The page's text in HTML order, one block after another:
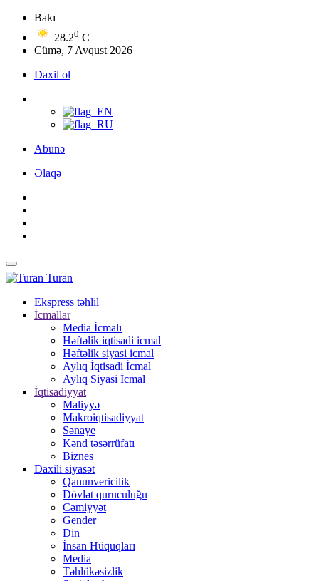
Bakı
28.20 C
Cümə, 7 Avqust 2026
Daxil ol
Abunə
Əlaqə
Turan
Ekspress təhlil
İcmallar
Media İcmalı
Həftəlik iqtisadi icmal
Həftəlik siyasi icmal
Aylıq İqtisadi İcmal
Aylıq Siyasi İcmal
İqtisadiyyat
Maliyyə
Makroiqtisadiyyat
Sənaye
Kənd təsərrüfatı
Biznes
Daxili siyasət
Qanunvericilik
Dövlət quruculuğu
Cəmiyyət
Gender
Din
İnsan Hüquqları
Media
Təhlükəsizlik